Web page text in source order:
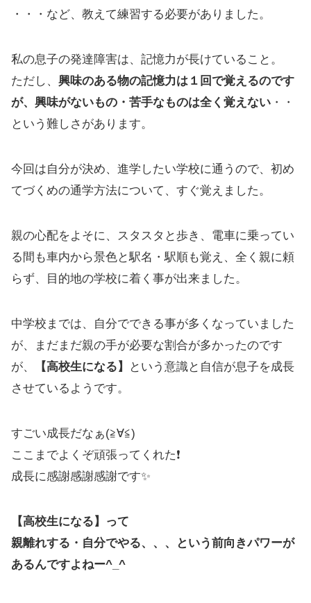
・・・など、教えて練習する必要がありました。
私の息子の発達障害は、記憶力が長けていること。
ただし、 興味のある物の記憶力は１回で覚えるのです
が、興味がないもの・苦手なものは全く覚えない ・・
という難しさがあります。
今回は自分が決め、進学したい学校に通うので、初め
てづくめの通学方法について、すぐ覚えました。
親の心配をよそに、スタスタと歩き、電車に乗ってい
る間も車内から景色と駅名・駅順も覚え、全く親に頼
らず、目的地の学校に着く事が出来ました。
中学校までは、自分でできる事が多くなっていました
が、まだまだ親の手が必要な割合が多かったのです
が、
【高校生になる】
という意識と自信が息子を成長
させているようです。
すごい成長だなぁ(≧∀≦)
ここまでよくぞ頑張ってくれた❗️
成長に感謝感謝感謝です✨
【高校生になる】って
親離れする・自分でやる、、、という前向きパワーが
あるんですよねー^_^